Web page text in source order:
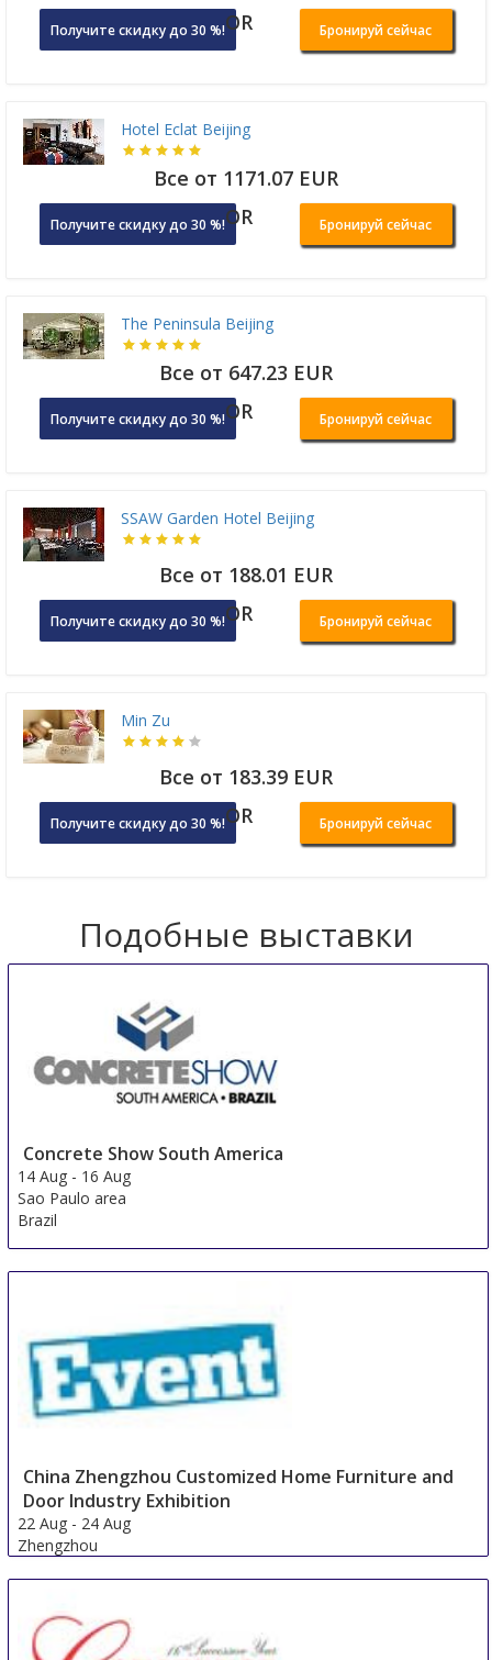
Получите скидку до 30 %!OR Бронируй сейчас
Hotel Eclat Beijing
Все от 1171.07 EUR
Получите скидку до 30 %!OR Бронируй сейчас
The Peninsula Beijing
Все от 647.23 EUR
Получите скидку до 30 %!OR Бронируй сейчас
SSAW Garden Hotel Beijing
Все от 188.01 EUR
Получите скидку до 30 %!OR Бронируй сейчас
Min Zu
Все от 183.39 EUR
Получите скидку до 30 %!OR Бронируй сейчас
Подобные выставки
Concrete Show South America
14 Aug - 16 Aug
Sao Paulo area
Brazil
China Zhengzhou Customized Home Furniture and
Door Industry Exhibition
22 Aug - 24 Aug
Zhengzhou